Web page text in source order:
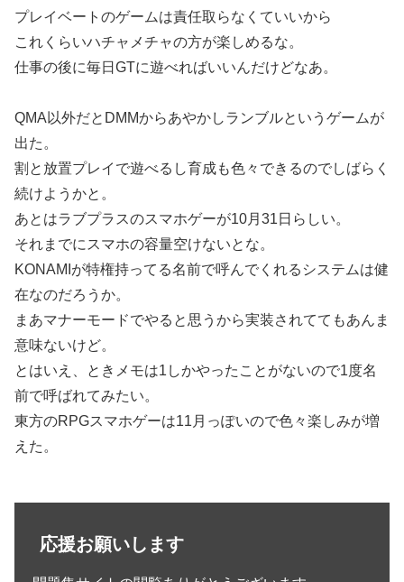
プレイベートのゲームは責任取らなくていいから
これくらいハチャメチャの方が楽しめるな。
仕事の後に毎日GTに遊べればいいんだけどなあ。
QMA以外だとDMMからあやかしランブルというゲームが
出た。
割と放置プレイで遊べるし育成も色々できるのでしばらく
続けようかと。
あとはラブプラスのスマホゲーが10月31日らしい。
それまでにスマホの容量空けないとな。
KONAMIが特権持ってる名前で呼んでくれるシステムは健
在なのだろうか。
まあマナーモードでやると思うから実装されててもあんま
意味ないけど。
とはいえ、ときメモは1しかやったことがないので1度名
前で呼ばれてみたい。
東方のRPGスマホゲーは11月っぽいので色々楽しみが増
えた。
応援お願いします